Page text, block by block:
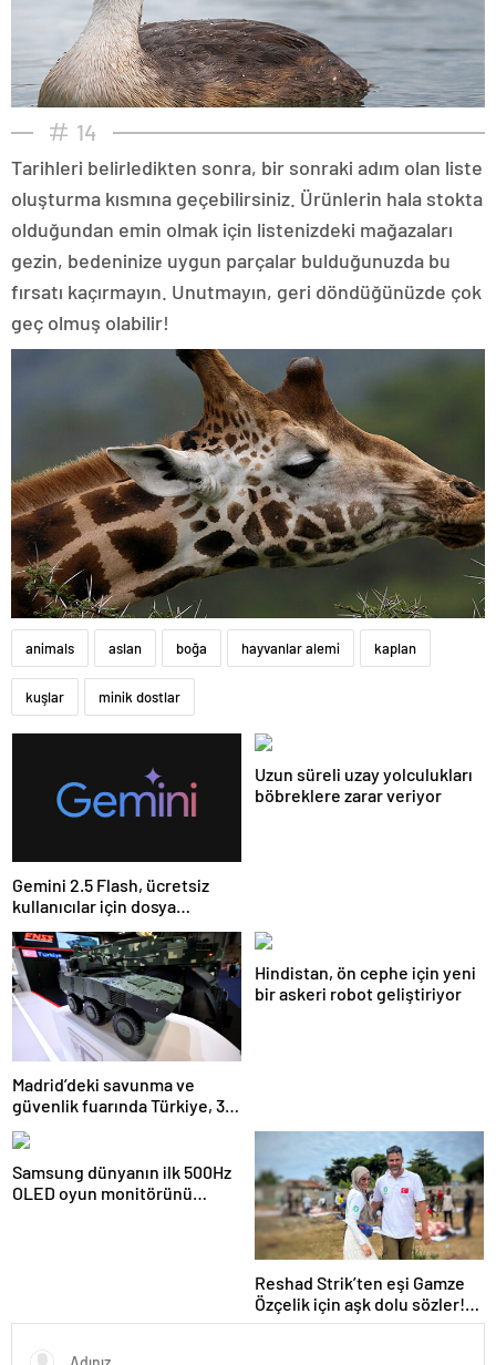
14
Tarihleri belirledikten sonra, bir sonraki adım olan liste
oluşturma kısmına geçebilirsiniz. Ürünlerin hala stokta
olduğundan emin olmak için listenizdeki mağazaları
gezin, bedeninize uygun parçalar bulduğunuzda bu
fırsatı kaçırmayın. Unutmayın, geri döndüğünüzde çok
geç olmuş olabilir!
animals aslan boğa hayvanlar alemi kaplan
kuşlar minik dostlar
Gemini 2.5 Flash, ücretsiz
kullanıcılar için dosya
yüklemeyi devre dışı
bırakıyor
Uzun süreli uzay yolculukları
böbreklere zarar veriyor
Madrid’deki savunma ve
güvenlik fuarında Türkiye, 32
Hindistan, ön cephe için yeni
bir askeri robot geliştiriyor
Samsung dünyanın ilk 500Hz
OLED oyun monitörünü
Reshad Strik’ten eşi Gamze
Özçelik için aşk dolu sözler!
“Benim cennetim…”